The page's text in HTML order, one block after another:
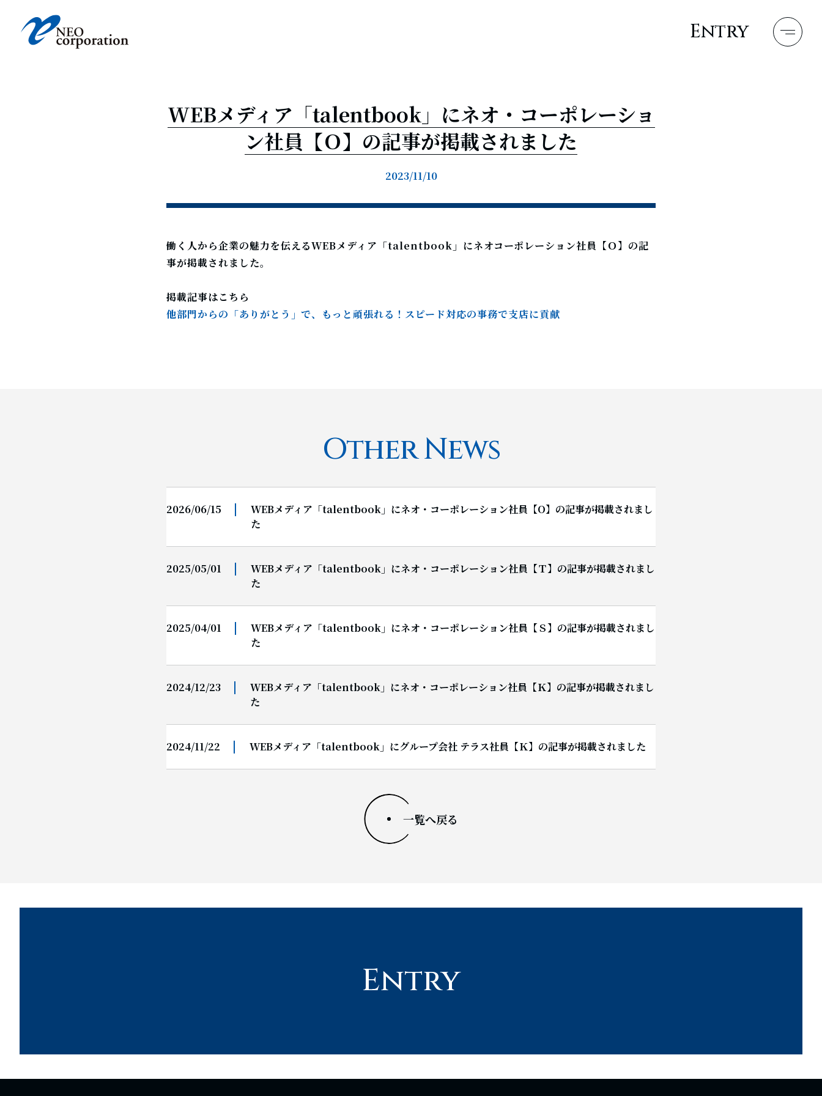
Entry
News ネオ・最新 Message メッセージ
Business ネオ・仕事 Culture ネオ・環境
Company ネオ・会社 Data ネオ・数字
Story ネオ・社員 JobList
WEBメディア「talentbook」にネオ・コーポレーショ
ン社員【Ｏ】の記事が掲載されました
2023/11/10
働く人から企業の魅力を伝えるWEBメディア「talentbook」にネオコーポレーション社員【Ｏ】の記
事が掲載されました。
掲載記事はこちら
他部門からの「ありがとう」で、もっと頑張れる！スピード対応の事務で支店に貢献
Other News
2026/06/15
WEBメディア「talentbook」にネオ・コーポレーション社員【O】の記事が掲載されまし
た
2025/05/01
WEBメディア「talentbook」にネオ・コーポレーション社員【Ｔ】の記事が掲載されまし
た
2025/04/01
WEBメディア「talentbook」にネオ・コーポレーション社員【Ｓ】の記事が掲載されまし
た
2024/12/23
WEBメディア「talentbook」にネオ・コーポレーション社員【Ｋ】の記事が掲載されまし
た
2024/11/22 WEBメディア「talentbook」にグループ会社 テラス社員【Ｋ】の記事が掲載されました
一覧へ戻る
Entry